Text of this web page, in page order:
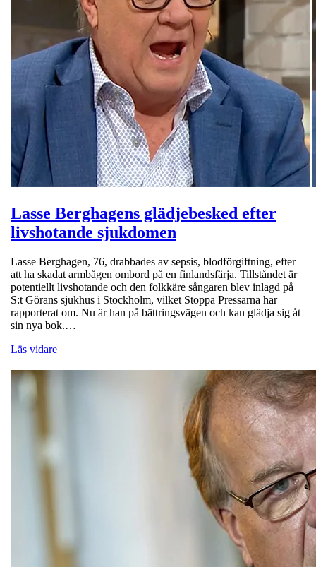
Lasse Berghagens glädjebesked efter
livshotande sjukdomen
Lasse Berghagen, 76, drabbades av sepsis, blodförgiftning, efter
att ha skadat armbågen ombord på en finlandsfärja. Tillståndet är
potentiellt livshotande och den folkkäre sångaren blev inlagd på
S:t Görans sjukhus i Stockholm, vilket Stoppa Pressarna har
rapporterat om. Nu är han på bättringsvägen och kan glädja sig åt
sin nya bok.…
Läs vidare